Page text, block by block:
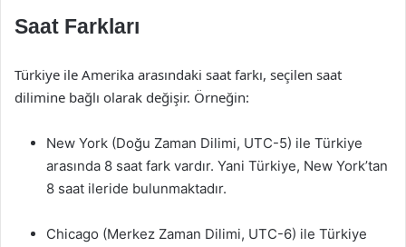
Saat Farkları
Türkiye ile Amerika arasındaki saat farkı, seçilen saat
dilimine bağlı olarak değişir. Örneğin:
New York (Doğu Zaman Dilimi, UTC-5) ile Türkiye
arasında 8 saat fark vardır. Yani Türkiye, New York’tan
8 saat ileride bulunmaktadır.
Chicago (Merkez Zaman Dilimi, UTC-6) ile Türkiye